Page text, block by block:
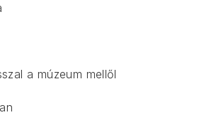
a múzeum mellől